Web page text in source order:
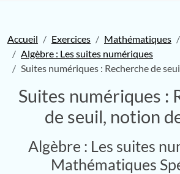
Accueil Exercices Mathématiques
Algèbre : Les suites numériques
Suites numériques : Recherche de
Suites numériques :
de seuil, notion
Algèbre : Les suites
Mathématiques